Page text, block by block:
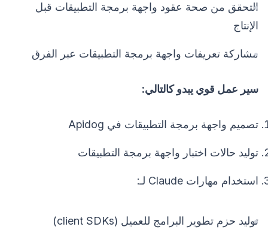
التحقق من صحة عقود واجهة برمجة التطبيقات قبل
الإنتاج
مشاركة تعريفات واجهة برمجة التطبيقات عبر الفرق
سير عمل قوي يبدو كالتالي:
تصميم واجهة برمجة التطبيقات في Apidog
توليد حالات اختبار واجهة برمجة التطبيقات
استخدام مهارات Claude لـ:
توليد حزم تطوير البرامج للعميل (client SDKs)